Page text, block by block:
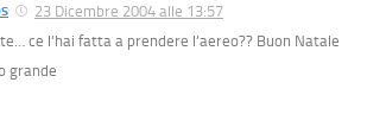
23 Dicembre 2004 alle 13:57
ce l’hai fatta a prendere l’aereo?? Buon Natale
grande